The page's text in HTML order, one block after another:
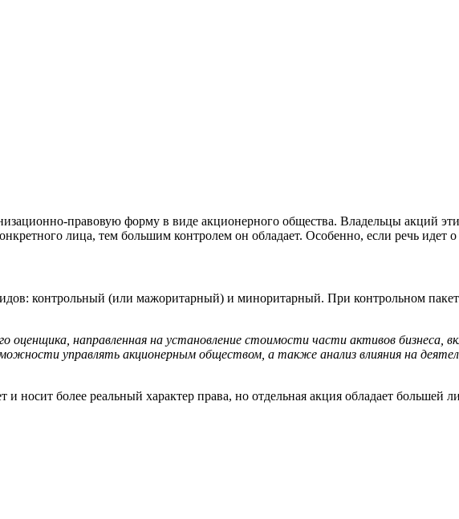
правовую форму в виде акционерного общества. Владельцы акций
лица, тем большим контролем он обладает. Особенно, если речь идет о
контрольный (или мажоритарный) и миноритарный. При контрольном
оценщика, направленная на установление стоимости части активов бизнеса,
управлять акционерным обществом, а также анализ влияния на
носит более реальный характер права, но отдельная акция обладает большей